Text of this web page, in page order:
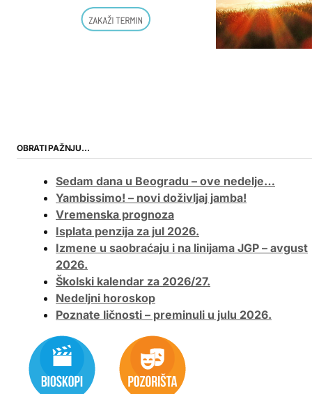
OBRATI PAŽNJU…
Sedam dana u Beogradu – ove nedelje…
Yambissimo! – novi doživljaj jamba!
Vremenska prognoza
Isplata penzija za jul 2026.
Izmene u saobraćaju i na linijama JGP – avgust
2026.
Školski kalendar za 2026/27.
Nedeljni horoskop
Poznate ličnosti – preminuli u julu 2026.